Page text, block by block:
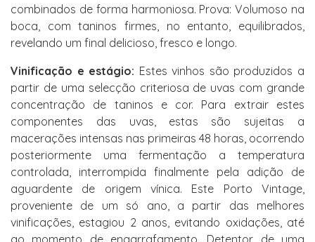
combinados de forma harmoniosa. Prova: Volumoso na
boca, com taninos firmes, no entanto, equilibrados,
revelando um final delicioso, fresco e longo.
Vinificação e estágio: Estes vinhos são produzidos a
partir de uma selecção criteriosa de uvas com grande
concentração de taninos e cor. Para extrair estes
componentes das uvas, estas são sujeitas a
macerações intensas nas primeiras 48 horas, ocorrendo
posteriormente uma fermentação a temperatura
controlada, interrompida finalmente pela adição de
aguardente de origem vínica. Este Porto Vintage,
proveniente de um só ano, a partir das melhores
vinificações, estagiou 2 anos, evitando oxidações, até
ao momento de engarrafamento. Detentor de uma